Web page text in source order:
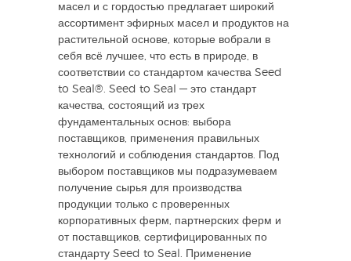
масел и с гордостью предлагает широкий
ассортимент эфирных масел и продуктов на
растительной основе, которые вобрали в
себя всё лучшее, что есть в природе, в
соответствии со стандартом качества Seed
to Seal®. Seed to Seal — это стандарт
качества, состоящий из трех
фундаментальных основ: выбора
поставщиков, применения правильных
технологий и соблюдения стандартов. Под
выбором поставщиков мы подразумеваем
получение сырья для производства
продукции только с проверенных
корпоративных ферм, партнерских ферм и
от поставщиков, сертифицированных по
стандарту Seed to Seal. Применение